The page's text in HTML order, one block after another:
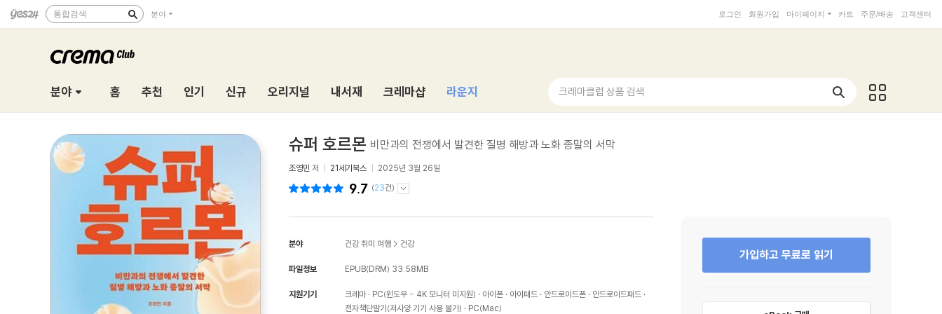
통합검색 분야 로그인 회원가입 마이페이지 카트 주문/배송 고객센터
분야 홈 추천 인기 신규 오리지널 내서재 크레마샵 라운지 크레마클럽 상품 검색
슈퍼 호르몬 비만과의 전쟁에서 발견한 질병 해방과 노화 종말의 서막
조영민 저 21세기북스 2025년 3월 26일
9.7 (23건)
분야 건강 취미 여행 > 건강
파일정보 EPUB(DRM) 33.58MB
지원기기 크레마 PC(윈도우 - 4K 모니터 미지원) 아이폰 아이패드 안드로이드폰
안드로이드패드
전자책단말기(저사양 기기 사용 불가)
PC(Mac)
가입하고 무료로 읽기